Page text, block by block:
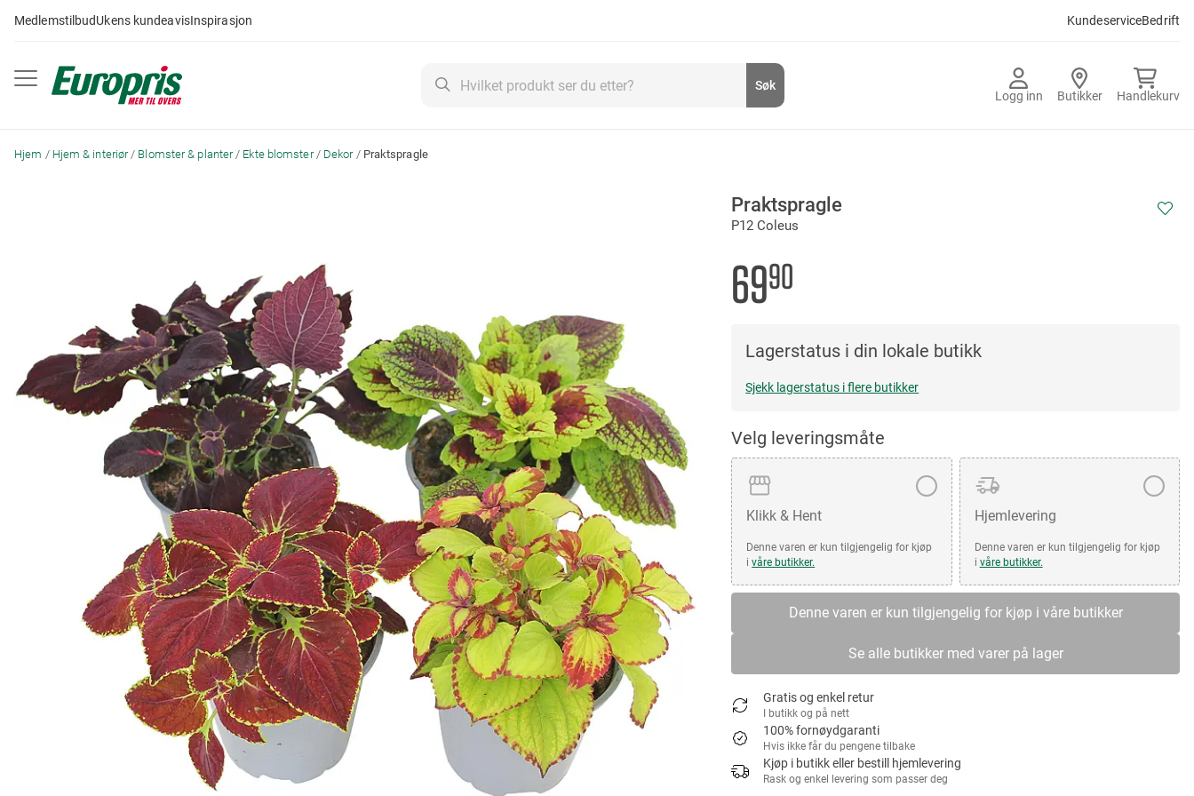
til
MedlemstilbudUkens kundeavisInspirasjon KundeserviceBedrift
Logg inn Butikker Handlekurv
Søk
Hjem Hjem & interiør Blomster & planter Ekte blomster Dekor Praktspragle
Praktspragle
P12 Coleus
6990
Lagerstatus i din lokale butikk
Sjekk lagerstatus i flere butikker
Velg leveringsmåte
Klikk & Hent
Denne varen er kun tilgjengelig for kjøp
ivåre butikker.
Hjemlevering
Denne varen er kun tilgjengelig for kjøp
i våre butikker.
Denne varen er kun tilgjengelig for kjøp i våre butikker
Se alle butikker med varer på lager
Gratis og enkel retur
I butikk og på nett
100% fornøydgaranti
Hvis ikke får du pengene tilbake
Kjøp i butikk eller bestill hjemlevering
Rask og enkel levering som passer deg